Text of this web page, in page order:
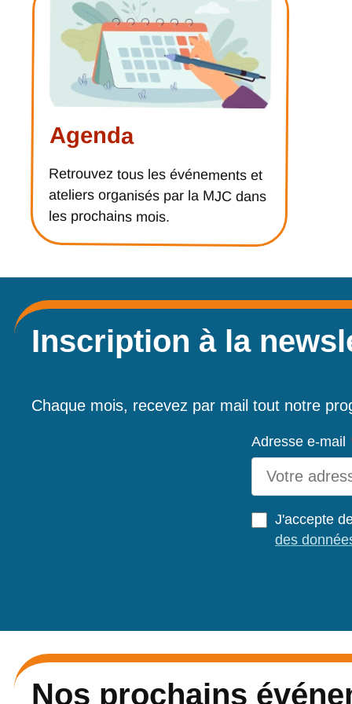
Agenda
Retrouvez tous les événements et
ateliers organisés par la MJC dans
les prochains mois.
Inscription à la
Chaque mois, recevez par mail tout notre
Adresse e-mail
J'accepte
des
Nos prochains